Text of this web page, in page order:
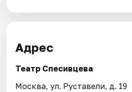
Адрес
Театр Спесивцева
Москва, ул. Руставели, д. 19